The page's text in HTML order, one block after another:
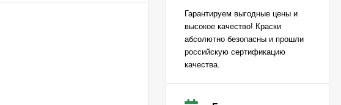
Гарантируем выгодные цены и
высокое качество! Краски
абсолютно безопасны и прошли
российскую сертификацию
качества.